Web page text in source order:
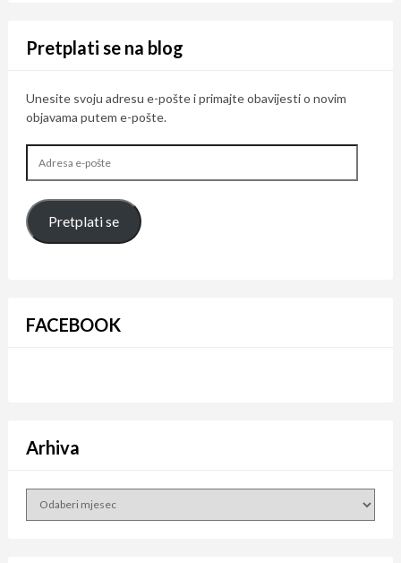
Pretplati se na blog
Unesite svoju adresu e-pošte i primajte obavijesti o novim
objavama putem e-pošte.
Pretplati se
FACEBOOK
Arhiva
Arhiva